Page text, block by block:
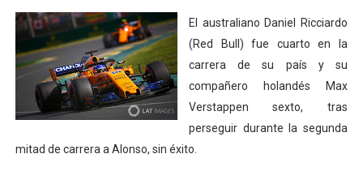
El australiano Daniel Ricciardo
(Red Bull) fue cuarto en la
carrera de su país y su
compañero holandés Max
Verstappen sexto, tras
perseguir durante la segunda
mitad de carrera a Alonso, sin éxito.